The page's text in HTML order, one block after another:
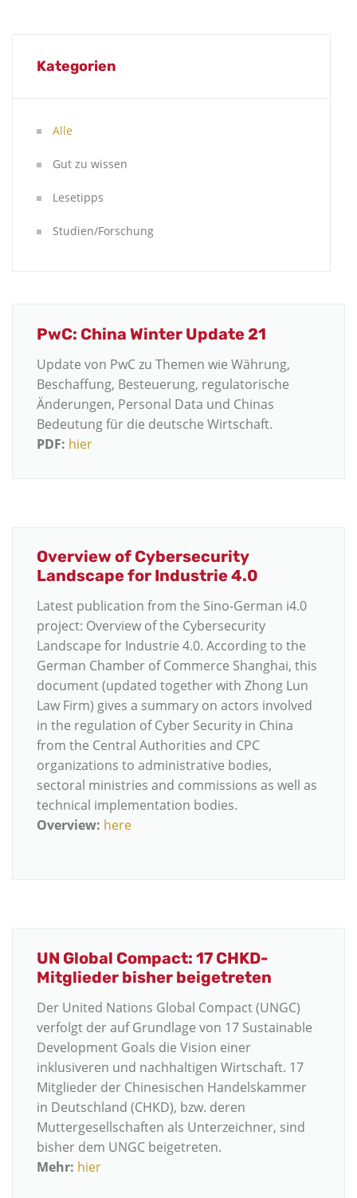
Kategorien
Alle
Gut zu wissen
Lesetipps
Studien/Forschung
PwC: China Winter Update 21
Update von PwC zu Themen wie Währung,
Beschaffung, Besteuerung, regulatorische
Änderungen, Personal Data und Chinas
Bedeutung für die deutsche Wirtschaft.
PDF: hier
Overview of Cybersecurity
Landscape for Industrie 4.0
Latest publication from the Sino-German i4.0
project: Overview of the Cybersecurity
Landscape for Industrie 4.0. According to the
German Chamber of Commerce Shanghai, this
document (updated together with Zhong Lun
Law Firm) gives a summary on actors involved
in the regulation of Cyber Security in China
from the Central Authorities and CPC
organizations to administrative bodies,
sectoral ministries and commissions as well as
technical implementation bodies.
Overview: here
UN Global Compact: 17 CHKD-
Mitglieder bisher beigetreten
Der United Nations Global Compact (UNGC)
verfolgt der auf Grundlage von 17 Sustainable
Development Goals die Vision einer
inklusiveren und nachhaltigen Wirtschaft. 17
Mitglieder der Chinesischen Handelskammer
in Deutschland (CHKD), bzw. deren
Muttergesellschaften als Unterzeichner, sind
bisher dem UNGC beigetreten.
Mehr: hier